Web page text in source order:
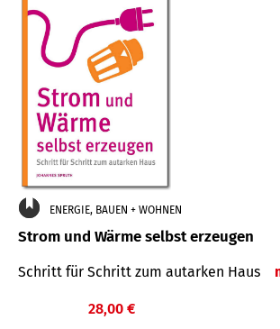
ENERGIE, BAUEN + WOHNEN
Strom und Wärme selbst erzeugen
Schritt für Schritt zum autarken Haus
28,00 €